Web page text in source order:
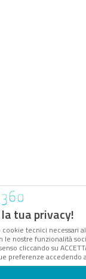
tua privacy!
tecnici necessari
le nostre funzionalità
cliccando su
preferenze accedendo